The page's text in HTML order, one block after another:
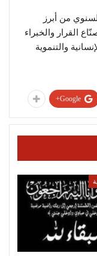
من أبرز
القرار والخبراء
والتنموية
Google+